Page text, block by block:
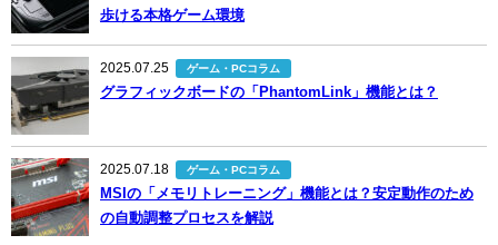
歩ける本格ゲーム環境
2025.07.25 ゲーム・PCコラム
グラフィックボードの「PhantomLink」機能とは？
2025.07.18 ゲーム・PCコラム
MSIの「メモリトレーニング」機能とは？安定動作のため
の自動調整プロセスを解説